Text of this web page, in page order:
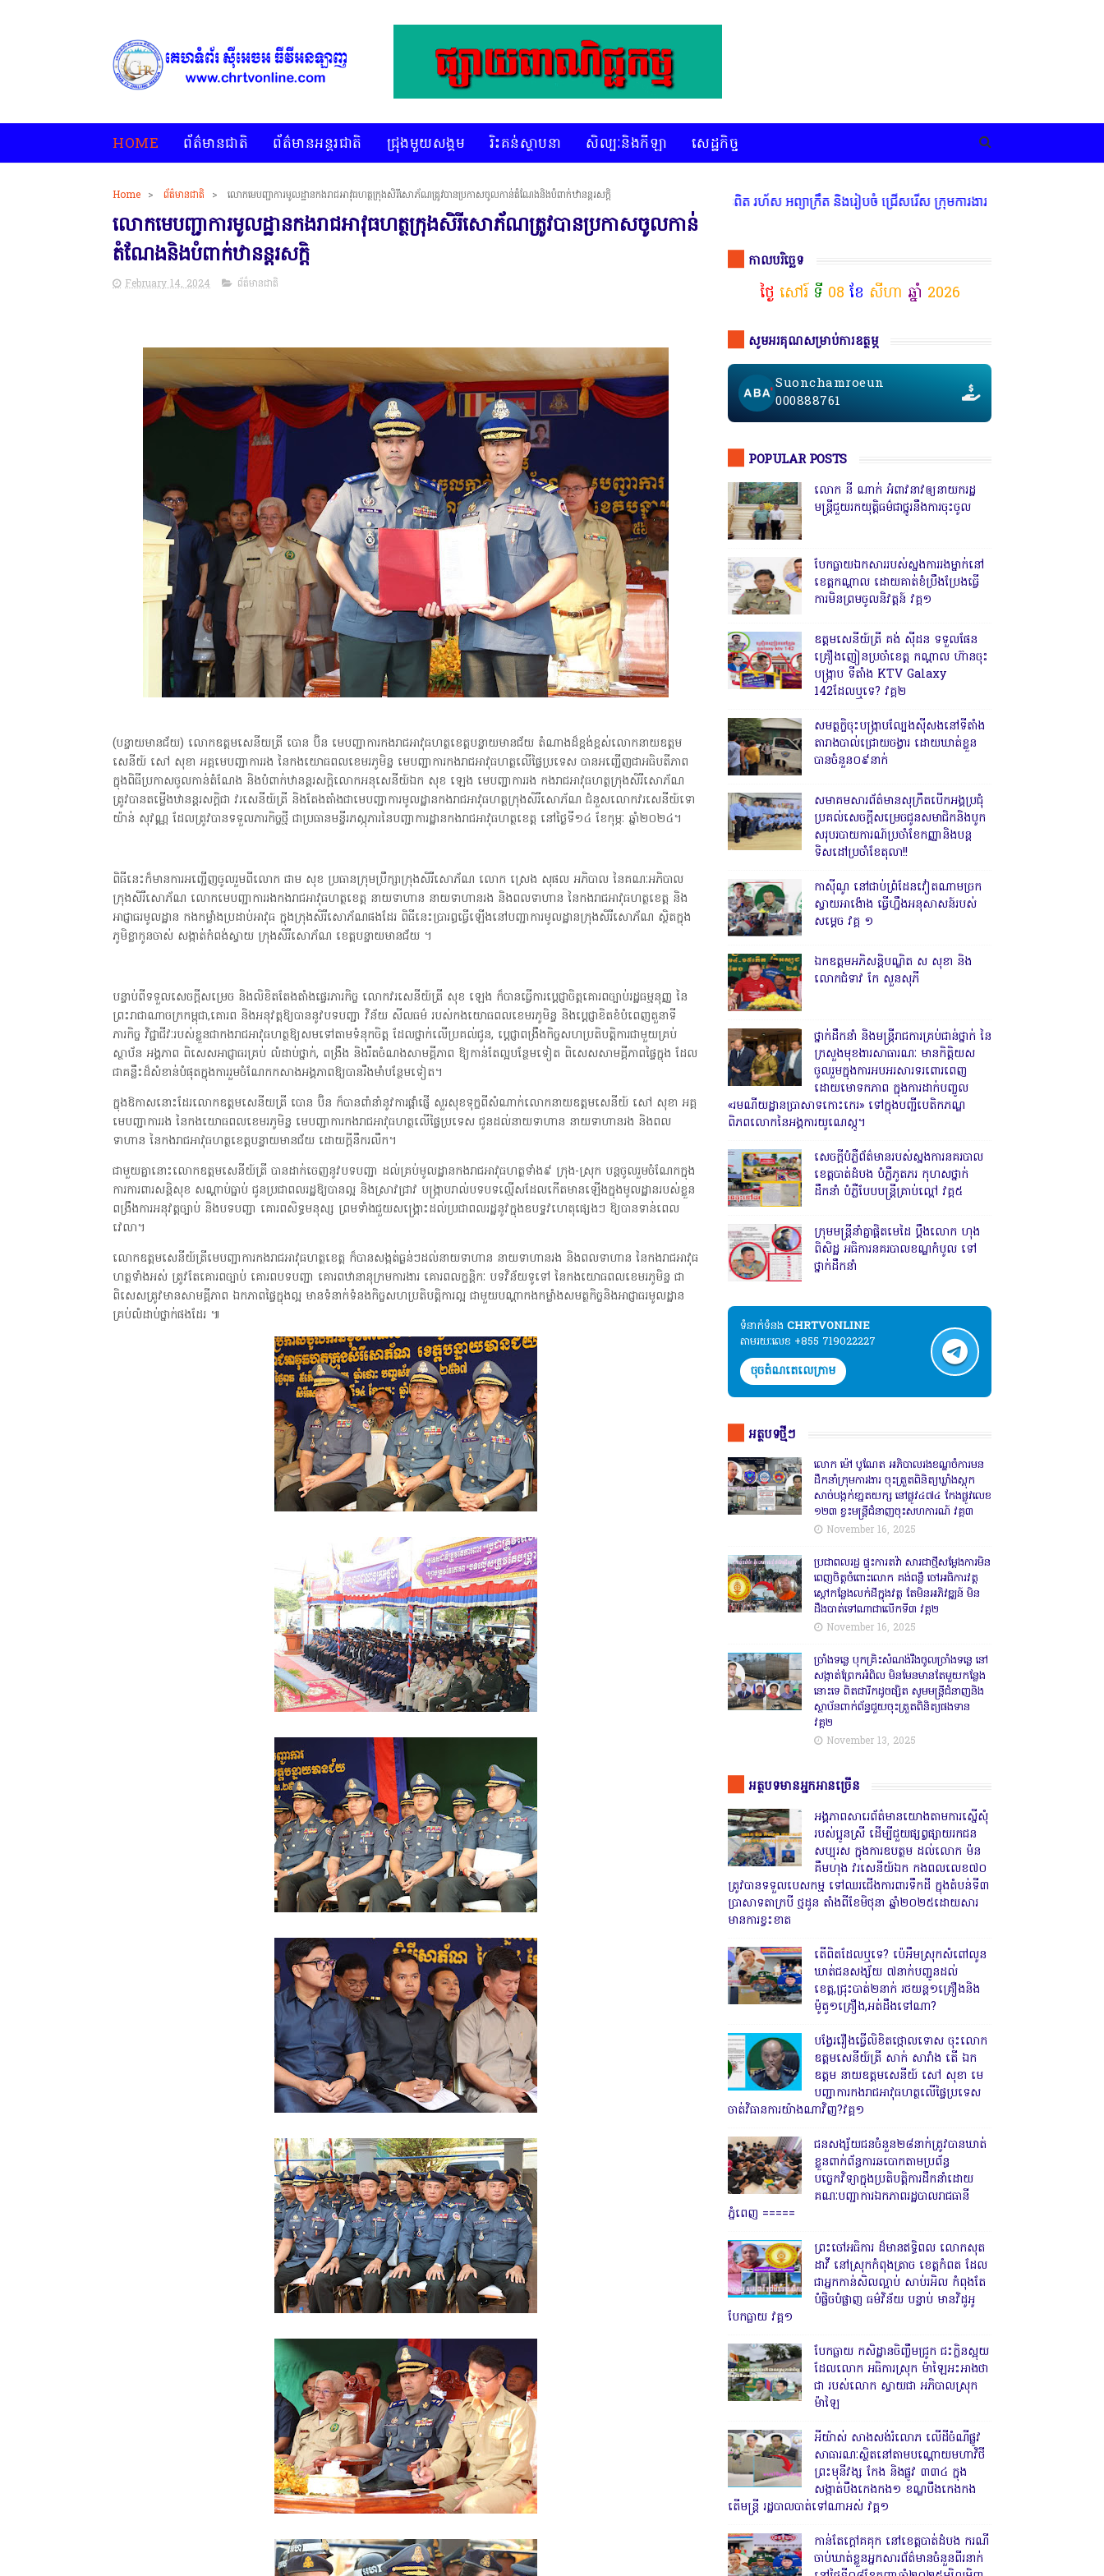
HOME ព័ត៌មានជាតិ ព័ត៌មានអន្តរជាតិ ជ្រុងមួយសង្គម រិះគន់ស្ថាបនា សិល្បៈនិងកីឡា សេដ្ឋកិច្ច
Home > ព័ត៌មានជាតិ > លោកមេបញ្ជាការមូលដ្ឋានកងរាជអាវុធហត្ថក្រុងសិរីសោភ័ណត្រូវបានប្រកាសចូលកាន់តំណែងនិងបំពាក់ឋានន្តរសក្តិ
លោកមេបញ្ជាការមូលដ្ឋានកងរាជអាវុធហត្ថក្រុងសិរីសោភ័ណត្រូវបានប្រកាសចូលកាន់
តំណែងនិងបំពាក់ឋានន្តរសក្តិ
February 14, 2024 ព័ត៌មានជាតិ
(បន្ទាយមានជ័យ) លោកឧត្តមសេនីយត្រី បោន ប៊ិន មេបញ្ជាការកងរាជអាវុធហត្ថខេត្តបន្ទាយមានជ័យ តំណាងដ៏ខ្ពង់ខ្ពស់លោកនាយឧត្តម
សេនីយ៍ សៅ សុខា អគ្គមេបញ្ជាការរង នៃកងយោធពលខេមរភូមិន្ទ មេបញ្ជាការកងរាជអាវុធហត្ថលើផ្ទៃប្រទេស បានអញ្ជើញជាអធិបតីភាព
ក្នុងពិធីប្រកាសចូលកាន់តំណែង និងបំពាក់ឋានន្តរសក្តិលោកអនុសេនីយ៍ឯក សុខ ឡេង មេបញ្ជាការរង កងរាជអាវុធហត្ថក្រុងសិរីសោភ័ណ
ត្រូវបានតម្លើងឋានន្តរសក្តិជា វរសេនីយ៍ត្រី និងតែងតាំងជាមេបញ្ជាការមូលដ្ឋានកងរាជអាវុធហត្ថក្រុងសិរីសោភ័ណ ជំនួសលោកវរសេនីយ៍ទោ
យ៉ាន់ សុវណ្ណ ដែលត្រូវបានទទួលភារកិច្ចថ្មី ជាប្រធានមន្ទីរភស្ភុភារនៃបញ្ជាការដ្ឋានកងរាជអាវុធហត្ថខេត្ត នៅថ្ងៃទី១៤ ខែកុម្ភៈ ឆ្នាំ២០២៤។
ពិធីនេះក៏មានការអញ្ជើញចូលរួមពីលោក ជាម សុខ ប្រធានក្រុមប្រឹក្សាក្រុងសិរីសោភ័ណ លោក ស្រេង សុផល អភិបាល នៃគណៈអភិបាល
ក្រុងសិរីសោភ័ណ លោកមេបញ្ជាការរងកងរាជអាវុធហត្ថខេត្ត នាយទាហាន នាយទាហានរង និងពលទាហាន នៃកងរាជអាវុធហត្ថខេត្ត និង
អាជ្ញាធរមូលដ្ឋាន កងកម្លាំងប្រដាប់អាវុធ ក្នុងក្រុងសិរីសោភ័ណផងដែរ ពិធីនេះប្រារព្ធធ្វើឡើងនៅបញ្ជាការមូលដ្ឋានក្រុងសិរីសោភ័ណ ស្ថិតក្នុង
ភូមិខ្លាកូនចាស់ សង្កាត់កំពង់ស្វាយ ក្រុងសិរីសោភ័ណ ខេត្តបន្ទាយមានជ័យ ។
បន្ទាប់ពីទទួលសេចក្ដីសម្រេច និងលិខិតតែងតាំងផ្ទេរភារកិច្ច លោកវរសេនីយ៍ត្រី សុខ ឡេង ក៏បានធ្វើការប្តេជ្ញាចិត្តគោរពច្បាប់រដ្ឋធម្មនុញ្ញ នៃ
ព្រះរាជាណាចក្រកម្ពុជា,គោរព និងអនុវត្តឱ្យបាននូវបទបញ្ជា វិន័យ សីលធម៌ របស់កងយោធពលខេមរភូមិន្ទ និងប្តេជ្ញាខិតខំបំពេញតួនាទី
ភារកិច្ច វិជ្ជាជីវៈរបស់ខ្លួនជាកងរាជអាវុធហត្ថឱ្យសមទៅតាមទំនុកចិត្ត ដែលថ្នាក់លើប្រគល់ជូន, ប្តេជ្ញាពង្រឹងកិច្ចសហប្រតិបត្តិការជាមួយគ្រប់
ស្ថាប័ន អង្គភាព ពិសេសអាជ្ញាធរគ្រប់ លំដាប់ថ្នាក់, ពង្រឹង និងរឹតចំណងសាមគ្គីភាព ឱ្យកាន់តែល្អបន្ថែមទៀត ពិសេសសាមគ្គីភាពផ្ទៃក្នុង ដែល
ជាគន្លឹះដ៏សំខាន់បំផុតក្នុងការរួមចំណែកកសាងអង្គភាពឱ្យបានរឹងមាំបន្ថែមទៀត។
ក្នុងឱកាសនោះដែរលោកឧត្តមសេនីយត្រី បោន ប៊ិន ក៏បានពាំនាំនូវការផ្ដាំផ្ញើ សួរសុខទុក្ខពីសំណាក់លោកនាយឧត្តមសេនីយ៍ សៅ សុខា អគ្គ
មេបញ្ជាការរង នៃកងយោធពលខេមរភូមិន្ទ មេបញ្ជាការកងរាជអាវុធហត្ថលើផ្ទៃប្រទេស ជូនដល់នាយទាហាន នាយទាហានរង និងពល
ទាហាន នៃកងរាជអាវុធហត្ថខេត្តបន្ទាយមានជ័យ ដោយក្តីនឹករលឹក។
ជាមួយគ្នានោះលោកឧត្តមសេនីយ៍ត្រី បានដាក់ចេញនូវបទបញ្ជា ដល់គ្រប់មូលដ្ឋានកងរាជអាវុធហត្ថទាំង៩ ក្រុង-ស្រុក បន្តចូលរួមចំណែកក្នុង
ការការពារសន្តិសុខ សណ្ដាប់ធ្នាប់ ជូនប្រជាពលរដ្ឋឱ្យបានល្អ និងស្រាវជ្រាវ បង្ក្រាបរាល់បទបទល្មើសដែលកើតមានឡើងក្នុងមូលដ្ឋានរបស់ខ្លួន
ពង្រឹងការអនុវត្តច្បាប់ និងបទបញ្ជា គោរពសិទ្ធមនុស្ស ព្រមទាំងជួយសង្គ្រោះដល់ប្រជាពលរដ្ឋនូវក្នុងឧបទ្ទវហេតុផ្សេងៗ ឱ្យបានទាន់ពេល
វេលា។
លោកឧត្តមសេនីយ៍ត្រីមេបញ្ជាការកងរាជអាវុធហត្ថខេត្ត ក៏បានសង្កត់ធ្ងន់ៗដល់នាយទាហាន នាយទាហានរង និងពលទាហាន នៃកងរាជអាវុធ
ហត្ថទាំងអស់ ត្រូវតែគោរពច្បាប់ គោរពបទបញ្ជា គោរពឋានានុក្រមការងារ គោរពលក្ខន្តិកៈ បទវិន័យទូទៅ នៃកងយោធពលខេមរភូមិន្ទ ជា
ពិសេសត្រូវមានសាមគ្គីភាព ឯកភាពផ្ទៃក្នុងល្អ មានទំនាក់ទំនងកិច្ចសហប្រតិបត្តិការល្អ ជាមួយបណ្តាកងកម្លាំងសមត្ថកិច្ចនិងអាជ្ញាធរមូលដ្ឋាន
គ្រប់លំដាប់ថ្នាក់ផងដែរ ៕
* គេហទំព័រ ស៊ីអេចអធីវីអនឡាញ ជាព័ត៌មានពិត រហ័ស អព្យាក្រឹត និងរៀបចំ ជ្រើសរើស ក្រុមការងារ នៅតាមបណ្តាលរាជធានី ខេត្ត មាន
កាលបរិច្ឆេទ
ថ្ងៃ សៅរ៍ទី 08 ខែ សីហា ឆ្នាំ 2026
សូមអរគុណសម្រាប់ការឧត្ថម្ភ
Suonchamroeun
000888761
POPULAR POSTS
លោក នី ណាក់ អំពាវនាវឲ្យនាយករដ្ឋ
មន្ត្រីជួយរកយុត្តិធម៌ជាថ្នូរនឹងការចុះចូល
បែកធ្លាយឯកសាររបស់ស្នងការរងម្នាក់នៅ
ខេត្តកណ្ដាល ដោយគាត់ខំប្រឹងប្រែងធ្វើ
ការមិនព្រមចូលនិវត្តន៍ វគ្គ១
ឧត្តមសេនីយ៍ត្រី គង់ ស៊ីដន ទទួលផែន
គ្រឿងញៀនប្រចាំខេត្ត កណ្តាល ហ៊ានចុះ
បង្ក្រាប ទីតាំង KTV Galaxy
142ដែលឬទេ? វគ្គ២
សមត្ថកិ្ចចុះបង្ក្រាបល្បែងស៊ីសងនៅទីតាំង
តារាងបាល់ជ្រោយចង្វារ ដោយឃាត់ខ្លួន
បានចំនួន០៩នាក់
សមាគមសារព័ត៌មានសុក្រឹតបើកអង្គប្រជុំ
ប្រគល់សេចក្តីសម្រេចជូនសមាជិកនិងបូក
សរុបរបាយការណ៍ប្រចាំខែកញ្ញានិងបន្ត
ទិសដៅប្រចាំខែតុលា!!
កាសុីណូ នៅជាប់ព្រំដែនវៀតណាមច្រក
ស្វាយអាង៉ោង ធ្វើហ្នឹងអនុសាសន៍របស់
សម្ដេច វគ្គ ១
ឯកឧត្តមអភិសន្តិបណ្ឌិត ស សុខា និង
លោកជំទាវ កែ សួនសុភី
ថ្នាក់ដឹកនាំ និងមន្ត្រីរាជការគ្រប់ជាន់ថ្នាក់ នៃ
ក្រសួងមុខងារសាធារណៈ មានកិត្តិយស
ចូលរួមក្នុងការអបអរសារទរពោរពេញ
ដោយមោទកភាព ក្នុងការដាក់បញ្ចូល
«រមណីយដ្ឋានប្រាសាទកោះកេរ» ទៅក្នុងបញ្ជីបេតិកភណ្ឌ
ពិភពលោកនៃអង្គការយូណេស្កូ។
សេចក្តីបំភ្លឺព័ត៌មានរបស់ស្នងការនគរបាល
ខេត្តបាត់ដំបង បំភ្លឺភូតភរ កុហសថ្នាក់
ដឹកនាំ បំភ្លឺបែបបន្ត្រីគ្រាប់ល្ពៅ វគ្គ៥
ក្រុមមន្ត្រីនាំគ្នាផ្ដិតមេដៃ ប្ដឹងលោក ហុង
ពិសិដ្ឋ អធិការនគរបាលខណ្ឌកំបូល ទៅ
ថ្នាក់ដឹកនាំ
ទំនាក់ទំនង​​ CHRTVONLINE
តាមរយៈលេខ +855 719022227
ចុចតំណតេលេក្រាម
អត្ថបទថ្មីៗ
លោក ម៉ៅ បូណែត អភិបាលរងខណ្ឌចំការមន
ដឹកនាំក្រុមការងារ ចុះត្រួតពិនិត្យឃ្លាំងស្តុក
សាច់បង្កក់ខា្នតយក្ស នៅផ្លូវ៤៧៤ កែងផ្លូវលេខ
១២៣ ខ្វះមន្ត្រីជំនាញចុះសហការណ៍ វគ្គ៣
November 16, 2025
ប្រជាពលរដ្ឋ ផ្ទុះការតវ៉ា សារជាថ្មីសម្តែងការមិន
ពេញចិត្តចំពោះលោក គង់ពន្លឺ ចៅអធិការវត្ត
ស្ដៅកន្លែងលក់ដីក្នុងវត្ត តែមិនអភិវឌ្ឍន៍ មិន
ដឹងបាត់ទៅណាជាលើកទី៣ វគ្គ២
November 16, 2025
ច្រាំងទន្លេ បុកគ្រិះសំណង់រឹងចូលច្រាំងទន្លេ នៅ
សង្កាត់ព្រែកអំពិល មិនមែនមានតែមួយកន្លែង
នោះទេ ពិតជារីកដូចផ្សិត សូមមន្ត្រីជំនាញនិង
ស្ថាប័នពាក់ព័ន្ធជួយចុះត្រួតពិនិត្យផងទាន
វគ្គ២
November 13, 2025
អត្ថបទមានអ្នកអានច្រើន
អង្គភាពសារេព័ត៌មានយោងតាមការស្នើសុំ
របស់ប្អូនស្រី ដើម្បីជួយផ្សព្វផ្សាយរកជន
សប្បុរស ក្នុងការឧបត្ថម ដល់លោក ម៉ន
គឹមហុង វរសេនីយ៍ឯក កងពលលេខ៧០
ត្រូវបានទទួលបេសកម្ម ទៅឈរជើងការពារទឹកដី ក្នុងតំបន់ទី៣
ប្រាសាទតាក្របី ថ្មដូន តាំងពីខែមិថុនា ឆ្នាំ២០២៥ដោយសារ
មានការខ្វះខាត
តើពិតដែលឬទេ? ប៉េអឹមស្រុកសំពៅលូន
ឃាត់ជនសង្ស័យ ៧នាក់បញ្ជូនដល់
ខេត្ត,ជ្រុះបាត់២នាក់ រថយន្ត១គ្រឿងនិង
ម៉ូតូ១គ្រឿង,អត់ដឹងទៅណា?
បង្វែររឿងធ្វើលិខិតថ្កោលទោស ចុះលោក
ឧត្តមសេនីយ៍ត្រី សាក់ សារាំង តើ ឯក
ឧត្តម នាយឧត្តមសេនីយ៍ សៅ សុខា មេ
បញ្ជាការកងរាជអាវុធហត្ថលើផ្ទៃប្រទេស
ចាត់វិធានការយ៉ាងណាវិញ?វគ្គ១
ជនសង្ស័យជនចំនួន២៨នាក់ត្រូវបានឃាត់
ខ្លួនពាក់ព័ន្ធការឆបោកតាមប្រព័ន្ធ
បច្ចេកវិទ្យាក្នុងប្រតិបត្តិការដឹកនាំដោយ
គណៈបញ្ជាការឯកភាពរដ្ឋបាលរាជធានី
ភ្នំពេញ ‎=====
ព្រះចៅអធិការ ដ៏មានឥទ្ធិពល លោកសុត
ដាវី នៅស្រុកកំពុងត្រាច ខេត្តកំពត ដែល
ជាអ្នកកាន់សិលល្អាប់ សាប់រអិល កំពុងតែ
បំផ្លិចបំផ្លាញ ធម៌វិន័យ បន្ទាប់ មានវិដូអូ
បែកធ្លាយ វគ្គ១
បែកធ្លាយ កសិដ្ឋានចិញ្ចឹមជ្រូក ជះក្លិនស្អុយ
ដែលលោក អធិការស្រុក ម៉ាឡៃអះអាងថា
ជា របស់លោក ស្វាយជា អភិបាលស្រុក
ម៉ាឡៃ
អីយ៉ាស់ សាងសង់រំលោភ លើដីចំណីផ្លូវ
សាធារណៈស្ថិតនៅតាមបណ្ដោយមហាវិថី
ព្រះមុនីវង្ស កែង និងផ្លូវ ៣៣៤ ក្នុង
សង្កាត់បឹងកេងកង១ ខណ្ឌបឹងកេងកង
តើមន្ត្រី រដ្ឋបាលបាត់ទៅណាអស់ វគ្គ១
កាន់តែក្តៅគគុក នៅខេត្តបាត់ដំបង ករណី
ចាប់ឃាត់ខ្លួនអ្នកសារព័ត៌មានចំនួនពីរនាក់